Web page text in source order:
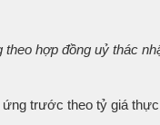
hợp đồng uỷ thác
trước theo tỷ giá